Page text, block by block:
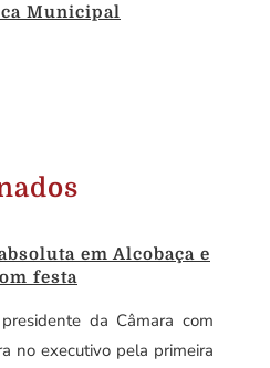
Municipal
em Alcobaça e
festa
da Câmara com
no executivo pela primeira